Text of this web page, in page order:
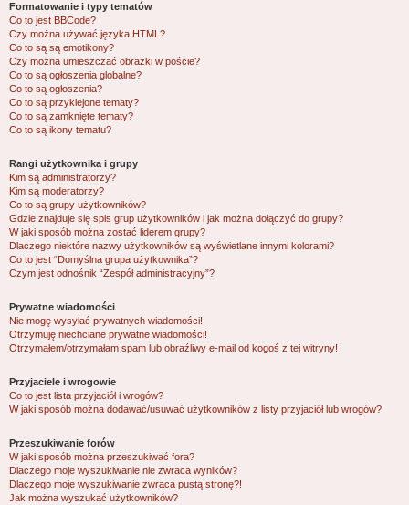
Formatowanie i typy tematów
Co to jest BBCode?
Czy można używać języka HTML?
Co to są są emotikony?
Czy można umieszczać obrazki w poście?
Co to są ogłoszenia globalne?
Co to są ogłoszenia?
Co to są przyklejone tematy?
Co to są zamknięte tematy?
Co to są ikony tematu?
Rangi użytkownika i grupy
Kim są administratorzy?
Kim są moderatorzy?
Co to są grupy użytkowników?
Gdzie znajduje się spis grup użytkowników i jak można dołączyć do grupy?
W jaki sposób można zostać liderem grupy?
Dlaczego niektóre nazwy użytkowników są wyświetlane innymi kolorami?
Co to jest “Domyślna grupa użytkownika”?
Czym jest odnośnik “Zespół administracyjny”?
Prywatne wiadomości
Nie mogę wysyłać prywatnych wiadomości!
Otrzymuję niechciane prywatne wiadomości!
Otrzymałem/otrzymałam spam lub obraźliwy e-mail od kogoś z tej witryny!
Przyjaciele i wrogowie
Co to jest lista przyjaciół i wrogów?
W jaki sposób można dodawać/usuwać użytkowników z listy przyjaciół lub wrogów?
Przeszukiwanie forów
W jaki sposób można przeszukiwać fora?
Dlaczego moje wyszukiwanie nie zwraca wyników?
Dlaczego moje wyszukiwanie zwraca pustą stronę?!
Jak można wyszukać użytkowników?